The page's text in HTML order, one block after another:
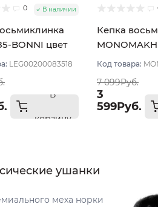
0 В наличии
BONNI цвет
LEG00200083518
В
корзину
Кепка
цвет
Код товара:
7 099Руб.
3
599Руб.
ушанки
меха норки